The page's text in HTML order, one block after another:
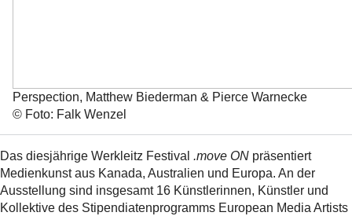
Perspection, Matthew Biederman & Pierce Warnecke
© Foto: Falk Wenzel
Das diesjährige Werkleitz Festival .move ON präsentiert
Medienkunst aus Kanada, Australien und Europa. An der
Ausstellung sind insgesamt 16 Künstlerinnen, Künstler und
Kollektive des Stipendiatenprogramms European Media Artists